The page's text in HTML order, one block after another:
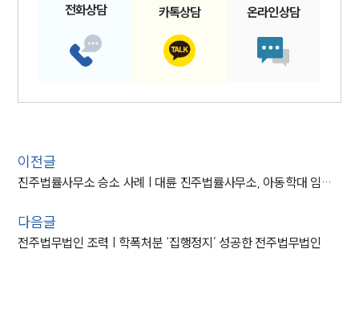
전화상담 카톡상담 온라인상담
이전글
진주법률사무소 승소 사례 | 대륜 진주법률사무소, 아동학대 임시조치 항고 성공으로 원결정 취소
다음글
전주법무법인 조력 | 학폭처분 ‘집행정지’ 성공한 전주법무법인